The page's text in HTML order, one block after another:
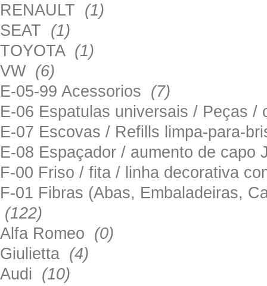
RENAULT (1)
SEAT (1)
TOYOTA (1)
VW (6)
E-05-99 Acessorios (7)
E-06 Espatulas universais / Peças
E-07 Escovas / Refills limpa-para-
E-08 Espaçador / aumento de
F-00 Friso / fita / linha decorativa
F-01 Fibras (Abas, Embaladeiras,
(122)
Alfa Romeo (0)
Giulietta (4)
Audi (10)